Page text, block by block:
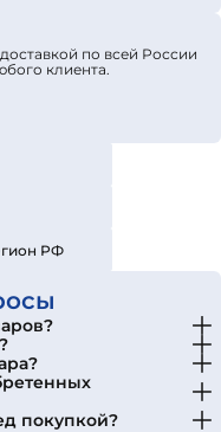
по всей России
клиента.
РФ
покупкой?